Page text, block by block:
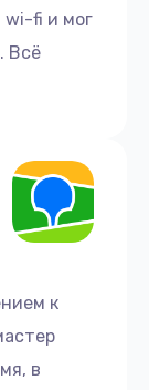
wi-fi и мог
Всё
к
в